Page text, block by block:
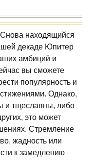
Снова находящийся
декаде Юпитер
амбиций и
вы сможете
популярность и
Однако,
и тщеславны, либо
это может
Стремление
жадность или
к замедлению